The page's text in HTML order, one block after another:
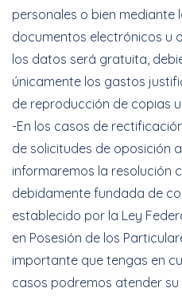
personales o bien mediante
documentos electrónicos u
los datos será gratuita,
únicamente los gastos
de reproducción de copias
-En los casos de
de solicitudes de oposición
informaremos la resolución
debidamente fundada de
establecido por la Ley
en Posesión de los
importante que tengas en
casos podremos atender